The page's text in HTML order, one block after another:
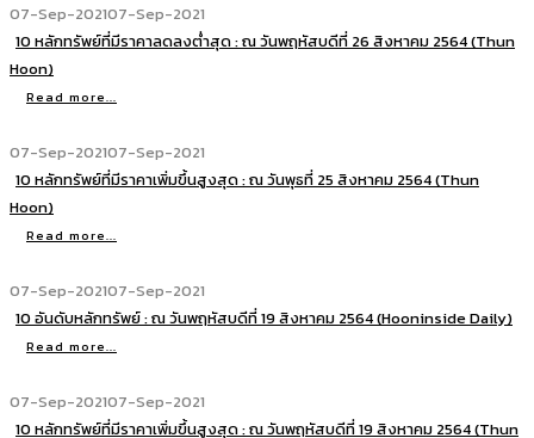
07-Sep-202107-Sep-2021
10 หลักทรัพย์ที่มีราคาลดลงต่ำสุด : ณ วันพฤหัสบดีที่ 26 สิงหาคม 2564 (Thun
Hoon)
Read more...
07-Sep-202107-Sep-2021
10 หลักทรัพย์ที่มีราคาเพิ่มขึ้นสูงสุด : ณ วันพุธที่ 25 สิงหาคม 2564 (Thun
Hoon)
Read more...
07-Sep-202107-Sep-2021
10 อันดับหลักทรัพย์ : ณ วันพฤหัสบดีที่ 19 สิงหาคม 2564 (Hooninside Daily)
Read more...
07-Sep-202107-Sep-2021
10 หลักทรัพย์ที่มีราคาเพิ่มขึ้นสูงสุด : ณ วันพฤหัสบดีที่ 19 สิงหาคม 2564 (Thun